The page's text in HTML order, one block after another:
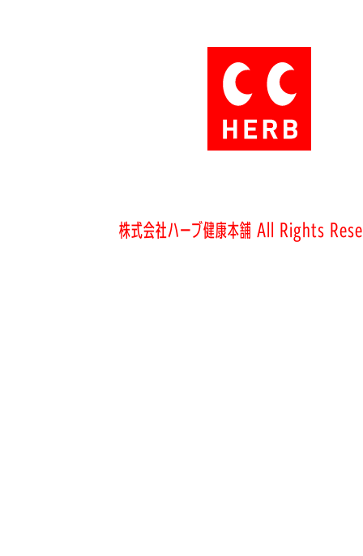
株式会社ハーブ健康本舗 All Rights